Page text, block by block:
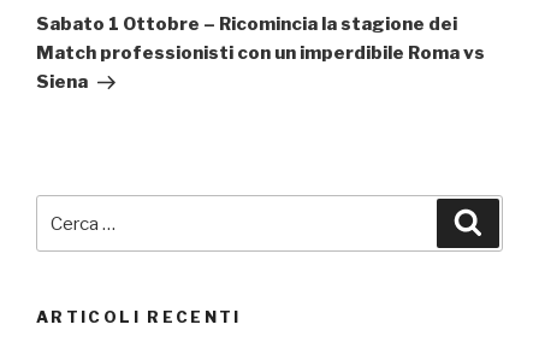
successivo
Sabato 1 Ottobre – Ricomincia la stagione dei
Match professionisti con un imperdibile Roma vs
Siena
ARTICOLI RECENTI